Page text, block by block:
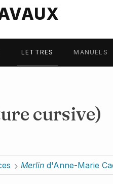
LETTRES MANUELS
cursive)
Merlin d'Anne-Marie